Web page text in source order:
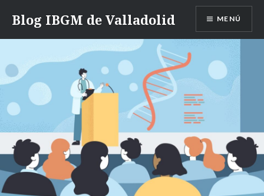
contenido
Blog IBGM de Valladolid MENÚ